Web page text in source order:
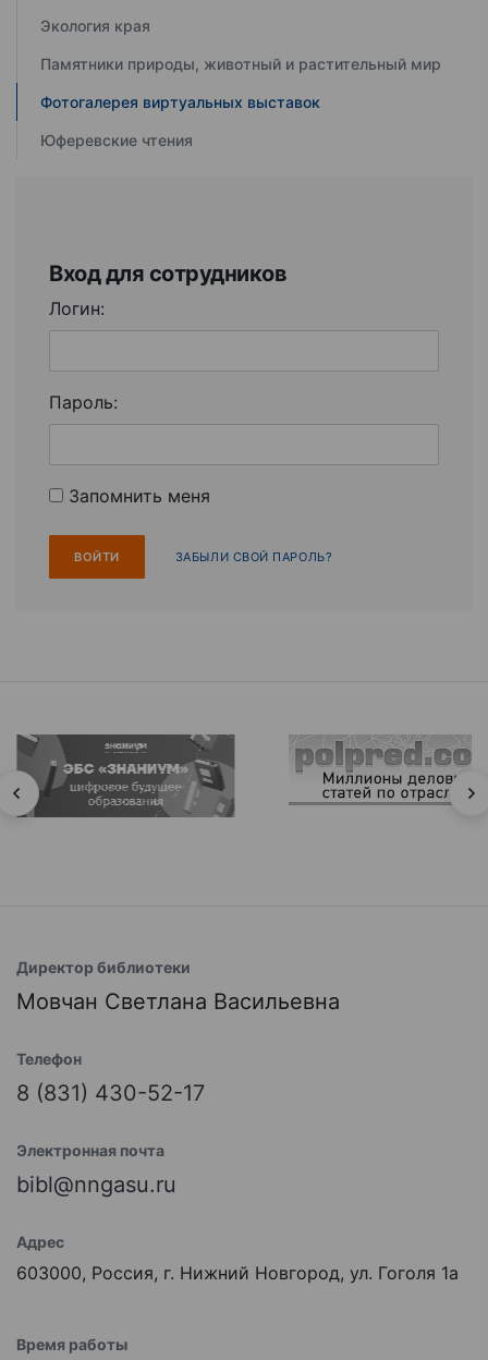
Экология края
Памятники природы, животный и растительный мир
Фотогалерея виртуальных выставок
Юферевские чтения
Вход для сотрудников
Логин:
Пароль:
Запомнить меня
ЗАБЫЛИ СВОЙ ПАРОЛЬ?
Директор библиотеки
Мовчан Светлана Васильевна
Телефон
8 (831) 430-52-17
Электронная почта
bibl@nngasu.ru
Адрес
603000, Россия, г. Нижний Новгород, ул. Гоголя 1а
Время работы